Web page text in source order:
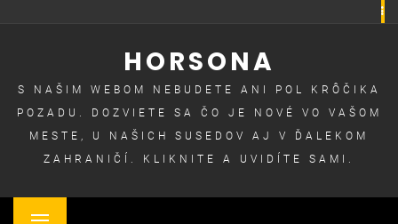
HORSONA
S NAŠIM WEBOM NEBUDETE ANI POL KRÔČIKA
POZADU. DOZVIETE SA ČO JE NOVÉ VO VAŠOM
MESTE, U NAŠICH SUSEDOV AJ V ĎALEKOM
ZAHRANIČÍ. KLIKNITE A UVIDÍTE SAMI.